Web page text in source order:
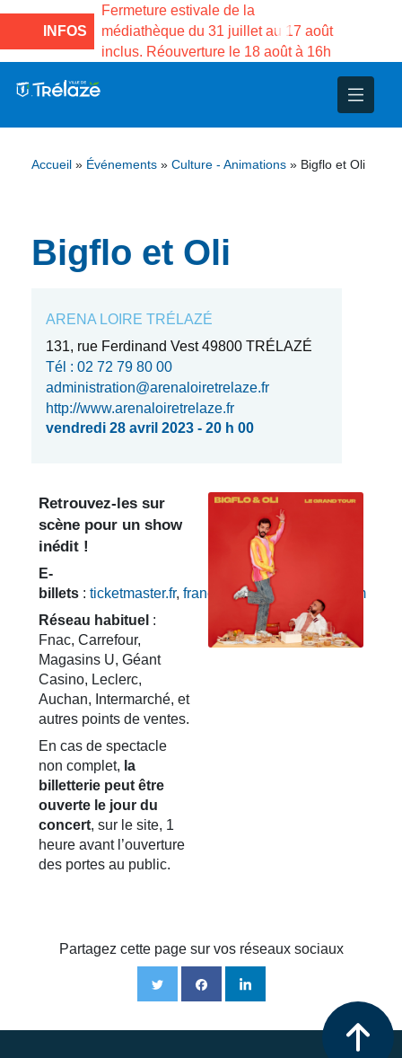
INFOS
la Maison des
de Gama du
Fermeture estivale de la
médiathèque du 31 juillet au 17 août
inclus. Réouverture le 18 août à 16h
Projets
Accueil » Événements » Culture - Animations » Bigflo et Oli
Bigflo et Oli
ARENA LOIRE TRÉLAZÉ
131, rue Ferdinand Vest 49800 TRÉLAZÉ
Tél : 02 72 79 80 00
administration@arenaloiretrelaze.fr
http://www.arenaloiretrelaze.fr
vendredi 28 avril 2023 - 20 h 00
Retrouvez-les sur
scène pour un show
inédit !
E-
billets : ticketmaster.fr, francebillet.com
digitick.com
Réseau habituel :
Fnac, Carrefour,
Magasins U, Géant
Casino, Leclerc,
Auchan, Intermarché, et
autres points de ventes.
En cas de spectacle
non complet, la
billetterie peut être
ouverte le jour du
concert, sur le site, 1
heure avant l’ouverture
des portes au public.
Partagez cette page sur vos réseaux sociaux